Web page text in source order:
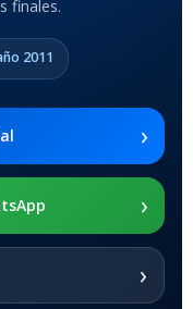
DE TABLETS
x200 / Samsung
Tab A8 10.5 2021 SM-
DE APOYO
finales.
2011
›
›
›